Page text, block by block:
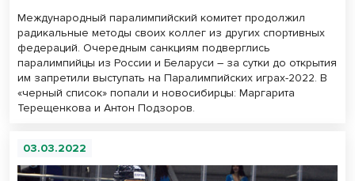
Международный паралимпийский комитет продолжил
радикальные методы своих коллег из других спортивных
федераций. Очередным санкциям подверглись
паралимпийцы из России и Беларуси – за сутки до открытия
им запретили выступать на Паралимпийских играх-2022. В
«черный список» попали и новосибирцы: Маргарита
Терещенкова и Антон Подзоров.
03.03.2022